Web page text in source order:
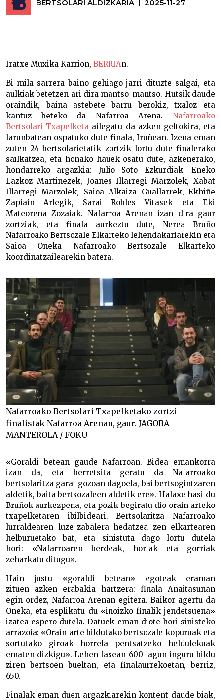
BERTSOLARI ALDIZKARIA 2025-11-27
Iratxe Muxika Karrion, BERRIAn.
Bi mila sarrera baino gehiago jarri dituzte salgai, eta
aulkiak betetzen ari dira mantso-mantso. Hutsik daude
oraindik, baina astebete barru berokiz, txaloz eta
kantuz beteko da Nafarroa Arena. Nafarroako
Bertsolari Txapelketa ailegatu da azken geltokira, eta
larunbatean ospatuko dute finala, Iruñean. Izena eman
zuten 24 bertsolarietatik zortzik lortu dute finalerako
sailkatzea, eta honako hauek osatu dute, azkenerako,
hondarreko argazkia: Julio Soto Ezkurdiak, Eneko
Lazkoz Martinezek, Joanes Illarregi Marzolek, Xabat
Illarregi Marzolek, Saioa Alkaiza Guallarrek, Ekhiñe
Zapiain Arlegik, Sarai Robles Vitasek eta Eki
Mateorena Zozaiak. Nafarroa Arenan izan dira gaur
zortziak, eta finala aurkeztu dute, Nerea Bruño
Nafarroako Bertsozale Elkarteko lehendakariarekin eta
Saioa Oneka Nafarroako Bertsozale Elkarteko
koordinatzailearekin batera.
Nafarroako Bertsolari Txapelketako zortzi
finalistak Nafarroa Arenan, gaur. JAGOBA
MANTEROLA / FOKU
«Goraldi betean gaude Nafarroan. Bidea emankorra
izan da, eta berretsita geratu da Nafarroako
bertsolaritza garai gozoan dagoela, bai bertsogintzaren
aldetik, baita bertsozaleen aldetik ere». Halaxe hasi du
Bruñok aurkezpena, eta pozik begiratu dio orain arteko
txapelketaren ibilbideari. Bertsolaritza Nafarroako
lurraldearen luze-zabalera hedatzea zen elkartearen
helburuetako bat, eta sinistuta dago lortu dutela
hori: «Nafarroaren berdeak, horiak eta gorriak
zeharkatu ditugu».
Hain justu «goraldi betean» egoteak eraman
zituen azken erabakia hartzera: finala Anaitasunan
egin ordez, Nafarroa Arenan egitera. Baikor agertu da
Oneka, eta esplikatu du «inoizko finalik jendetsuena»
izatea espero dutela. Datuek eman diote hori sinisteko
arrazoia: «Orain arte bildutako bertsozale kopuruak eta
sortutako giroak horrela pentsatzeko heldulekuak
ematen dizkigu». Lehen fasean 600 lagun inguru bildu
ziren bertsoen bueltan, eta finalaurrekoetan, berriz,
650.
Finalak eman duen argazkiarekin kontent daude biak,